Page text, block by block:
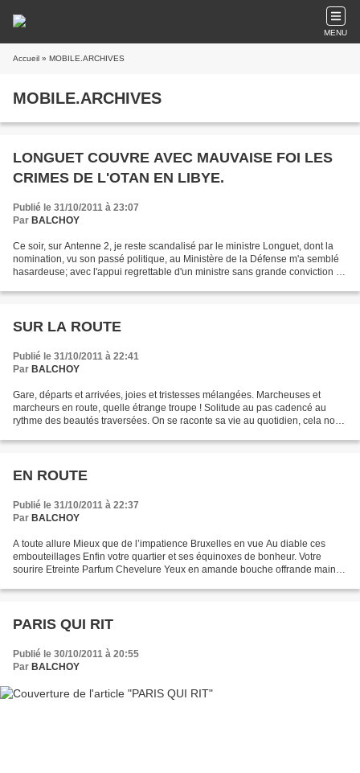
MENU
Accueil » MOBILE.ARCHIVES
MOBILE.ARCHIVES
LONGUET COUVRE AVEC MAUVAISE FOI LES
CRIMES DE L'OTAN EN LIBYE.
Publié le 31/10/2011 à 23:07
Par BALCHOY
Ce soir, sur Antenne 2, je reste scandalisé par le ministre Longuet, dont la
nomination, vu son passé politique, au Ministère de la Défense m'a semblé
hasardeuse; avec l'appui regrettable d'un ministre sans grande conviction de
SUR LA ROUTE
Publié le 31/10/2011 à 22:41
Par BALCHOY
Gare, départs et arrivées, joies et tristesses mélangées. Marcheuses et
marcheurs en route, quelle étrange troupe ! Solitude au pas cadencé au
rythme des beautés traversées. On se raconte sa vie au quotidien, cela nous
EN ROUTE
Publié le 31/10/2011 à 22:37
Par BALCHOY
A toute allure Mieux que de l’impatience Bruxelles en vue Au diable ces
embouteillages Enfin votre quartier et ses équinoxes de bonheur. Votre
sourire Etreinte Parfum Chevelure Yeux en amande bouche offrande mains
PARIS QUI RIT
Publié le 30/10/2011 à 20:55
Par BALCHOY